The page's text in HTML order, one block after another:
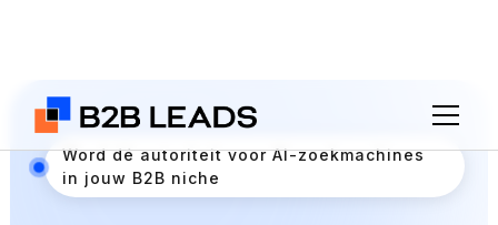
Word dé autoriteit voor AI-zoekmachines
in jouw B2B niche